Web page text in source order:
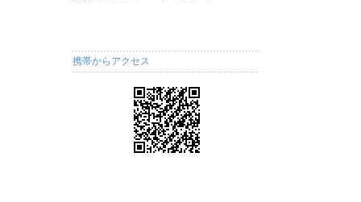
携帯からアクセス